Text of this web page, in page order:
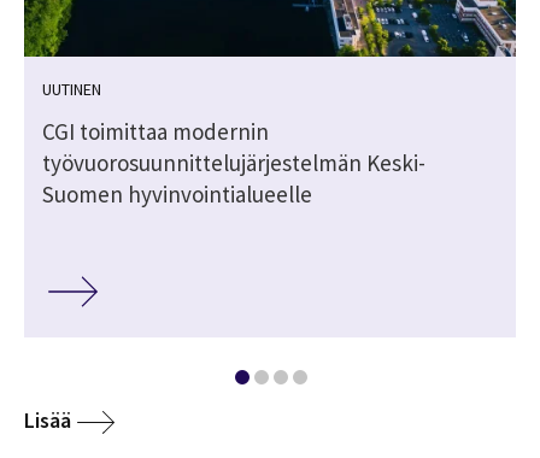
UUTINEN
CGI toimittaa modernin
työvuorosuunnittelujärjestelmän Keski-
Suomen hyvinvointialueelle
Lisää